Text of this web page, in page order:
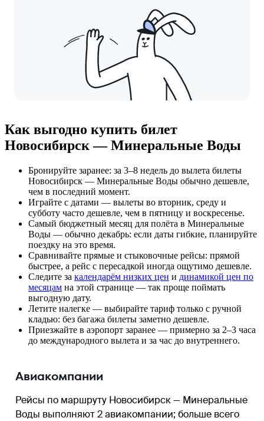
Как выгодно купить билет
Новосибирск — Минеральные Воды
Бронируйте заранее: за 3–8 недель до вылета билеты
Новосибирск — Минеральные Воды обычно дешевле,
чем в последний момент.
Играйте с датами — вылеты во вторник, среду и
субботу часто дешевле, чем в пятницу и воскресенье.
Самый бюджетный месяц для полёта в Минеральные
Воды — обычно декабрь: если даты гибкие, планируйте
поездку на это время.
Сравнивайте прямые и стыковочные рейсы: прямой
быстрее, а рейс с пересадкой иногда ощутимо дешевле.
Следите за календарём низких цен и динамикой цен по
месяцам на этой странице — так проще поймать
выгодную дату.
Летите налегке — выбирайте тариф только с ручной
кладью: без багажа билеты заметно дешевле.
Приезжайте в аэропорт заранее — примерно за 2–3 часа
до международного вылета и за час до внутреннего.
Авиакомпании
Рейсы по маршруту Новосибирск — Минеральные
Воды выполняют 2 авиакомпании; больше всего